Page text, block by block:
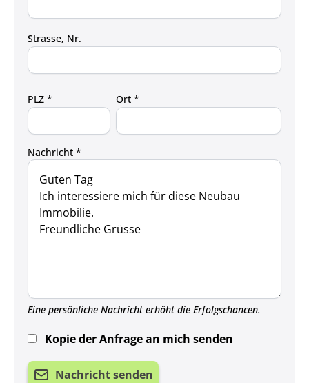
Strasse, Nr.
PLZ * Ort *
Nachricht *
Eine persönliche Nachricht erhöht die Erfolgschancen.
Kopie der Anfrage an mich senden
Nachricht senden